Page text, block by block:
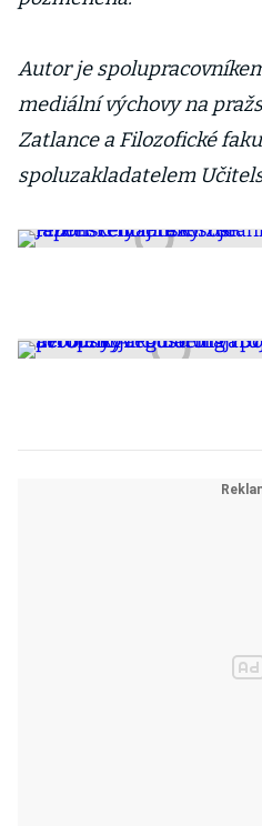
Autor je
mediální výchovy na
Zatlance a Filozofické
spoluzakladatelem